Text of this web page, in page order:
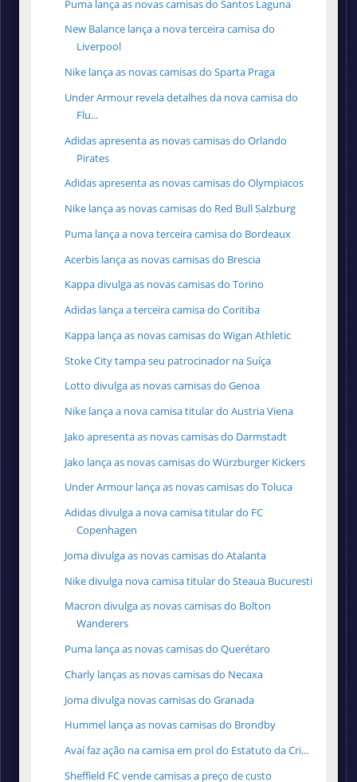
Puma lança as novas camisas do Santos Laguna
New Balance lança a nova terceira camisa do
Liverpool
Nike lança as novas camisas do Sparta Praga
Under Armour revela detalhes da nova camisa do
Flu...
Adidas apresenta as novas camisas do Orlando
Pirates
Adidas apresenta as novas camisas do Olympiacos
Nike lança as novas camisas do Red Bull Salzburg
Puma lança a nova terceira camisa do Bordeaux
Acerbis lança as novas camisas do Brescia
Kappa divulga as novas camisas do Torino
Adidas lança a terceira camisa do Coritiba
Kappa lança as novas camisas do Wigan Athletic
Stoke City tampa seu patrocinador na Suíça
Lotto divulga as novas camisas do Genoa
Nike lança a nova camisa titular do Austria Viena
Jako apresenta as novas camisas do Darmstadt
Jako lança as novas camisas do Würzburger Kickers
Under Armour lança as novas camisas do Toluca
Adidas divulga a nova camisa titular do FC
Copenhagen
Joma divulga as novas camisas do Atalanta
Nike divulga nova camisa titular do Steaua Bucuresti
Macron divulga as novas camisas do Bolton
Wanderers
Puma lança as novas camisas do Querétaro
Charly lanças as novas camisas do Necaxa
Joma divulga novas camisas do Granada
Hummel lança as novas camisas do Brondby
Avaí faz ação na camisa em prol do Estatuto da Cri...
Sheffield FC vende camisas a preço de custo